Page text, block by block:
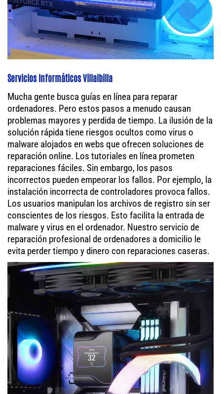
Servicios Informáticos Villalbilla
Mucha gente busca guías en línea para reparar
ordenadores. Pero estos pasos a menudo causan
problemas mayores y perdida de tiempo. La ilusión de la
solución rápida tiene riesgos ocultos como virus o
malware alojados en webs que ofrecen soluciones de
reparación online. Los tutoriales en línea prometen
reparaciones fáciles. Sin embargo, los pasos
incorrectos pueden empeorar los fallos. Por ejemplo, la
instalación incorrecta de controladores provoca fallos.
Los usuarios manipulan los archivos de registro sin ser
conscientes de los riesgos. Esto facilita la entrada de
malware y virus en el ordenador. Nuestro servicio de
reparación profesional de ordenadores a domicilio le
evita perder tiempo y dinero con reparaciones caseras.